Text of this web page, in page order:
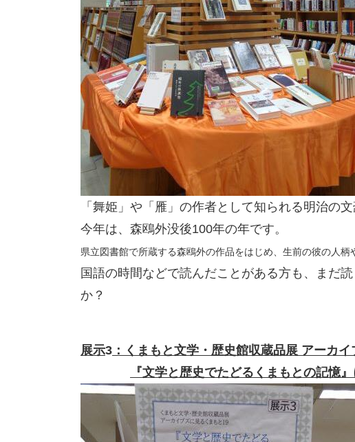
「舞姫」や「雁」の作者として知られる明治の文
今年は、森鴎外没後100年の年です。
県立図書館で所蔵する森鴎外の作品をはじめ、生前の彼の人
国語の時間などで読んだことがある方も、まだ
か？
展示3 ：くまもと文学・歴史館収蔵品展 アーカ
『文学と歴史でたどるくまもとの記憶